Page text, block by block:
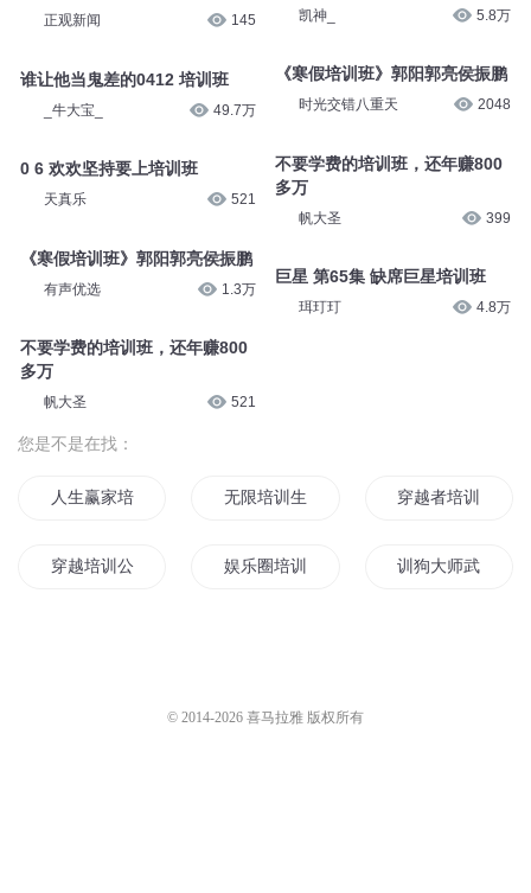
正观新闻 145
谁让他当鬼差的0412 培训班
_牛大宝_ 49.7万
0 6 欢欢坚持要上培训班
天真乐 521
《寒假培训班》郭阳郭亮侯振鹏
有声优选 1.3万
不要学费的培训班，还年赚800
多万
帆大圣 521
凯神_ 5.8万
《寒假培训班》郭阳郭亮侯振鹏
时光交错八重天 2048
不要学费的培训班，还年赚800
多万
帆大圣 399
巨星 第65集 缺席巨星培训班
珥玎玎 4.8万
您是不是在找：
人生赢家培训指南 无限培训生 穿越者培训学院
穿越培训公司 娱乐圈培训师 训狗大师武
© 2014-2026 喜马拉雅 版权所有